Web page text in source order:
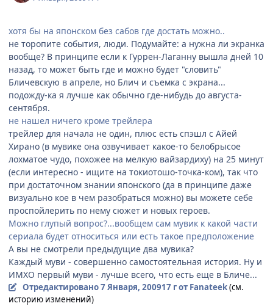
хотя бы на японском без сабов где достать можно..
не торопите события, люди. Подумайте: а нужна ли экранка
вообще? В принципе если к Гуррен-Лаганну вышла дней 10
назад, то может быть где и можно будет "словить"
Бличевскую в апреле, но Блич и съемка с экрана...
подожду-ка я лучше как обычно где-нибудь до августа-
сентября.
не нашел ничего кроме трейлера
трейлер для начала не один, плюс есть спэшл с Айей
Хирано (в мувике она озвучивает какое-то белобрысое
лохматое чудо, похожее на мелкую вайзардиху) на 25 минут
(если интересно - ищите на токиотошо-точка-ком), так что
при достаточном знании японского (да в принципе даже
визуально кое в чем разобраться можно) вы можете себе
проспойлерить по нему сюжет и новых героев.
Можно глупый вопрос?...вообщем сам мувик к какой части
сериала будет относиться или есть такое предположение
А вы не смотрели предыдущие два мувика?
Каждый муви - совершенно самостоятельная история. Ну и
ИМХО первый муви - лучше всего, что есть еще в Бличе...
Отредактировано7 Января, 200917 гот Fanateek(см.
историю изменений)